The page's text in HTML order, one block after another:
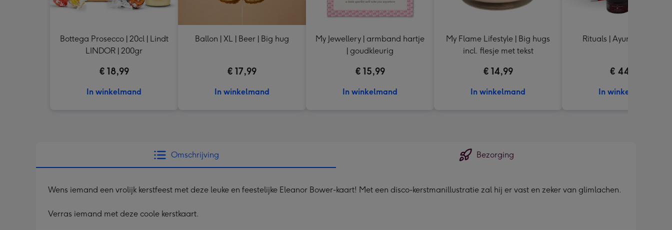
Bottega Prosecco | 20cl | Lindt
LINDOR | 200gr
€ 18,99
In winkelmand
Ballon | XL | Beer | Big hug
€ 17,99
In winkelmand
My Jewellery | armband hartje
| goudkleurig
€ 15,99
In winkelmand
My Flame Lifestyle | Big hugs
incl. flesje met tekst
€ 14,99
In winkelmand
Rituals | Ayurveda M Set
€ 44,99
In winkelmand
Omschrijving Bezorging
Wens iemand een vrolijk kerstfeest met deze leuke en feestelijke Eleanor Bower-kaart! Met een disco-kerstmanillustratie zal hij er vast en zeker van glimlachen.
Verras iemand met deze coole kerstkaart.